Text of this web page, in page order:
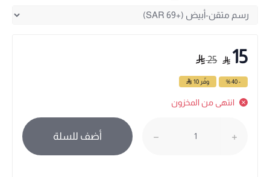
15
25
- 40 % وفّر 10
انتهى من المخزون
أضف للسلة